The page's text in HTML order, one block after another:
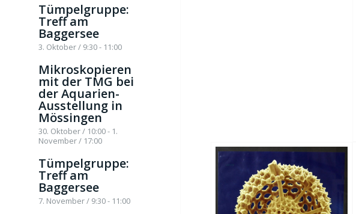
Tümpelgruppe:
Treff am
Baggersee
3. Oktober / 9:30- 11:00
Mikroskopieren
mit der TMG bei
der Aquarien-
Ausstellung in
Mössingen
30. Oktober / 10:00- 1.
November / 17:00
Tümpelgruppe:
Treff am
Baggersee
7. November / 9:30- 11:00